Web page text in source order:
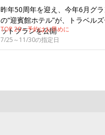
昨年50周年を迎え、今年6月グ
の“迎賓館ホテル”が、トラベル
ットプランを公開
7/25～11/30の指定日
TOP 20 – 予約はお早めに